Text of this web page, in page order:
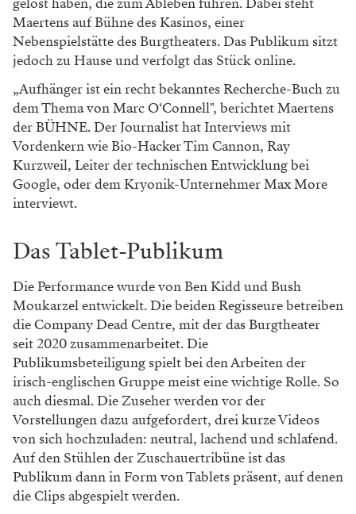
Maertens auf Bühne des Kasinos, einer
Nebenspielstätte des Burgtheaters. Das Publikum sitzt
jedoch zu Hause und verfolgt das Stück online.
„Aufhänger ist ein recht bekanntes Recherche-Buch zu
dem Thema von Marc O‘Connell", berichtet Maertens
der BÜHNE. Der Journalist hat Interviews mit
Vordenkern wie Bio-Hacker Tim Cannon, Ray
Kurzweil, Leiter der technischen Entwicklung bei
Google, oder dem Kryonik-Unternehmer Max More
interviewt.
Das Tablet-Publikum
Die Performance wurde von Ben Kidd und Bush
Moukarzel entwickelt. Die beiden Regisseure betreiben
die Company Dead Centre, mit der das Burgtheater
seit 2020 zusammenarbeitet. Die
Publikumsbeteiligung spielt bei den Arbeiten der
irisch-englischen Gruppe meist eine wichtige Rolle. So
auch diesmal. Die Zuseher werden vor der
Vorstellungen dazu aufgefordert, drei kurze Videos
von sich hochzuladen: neutral, lachend und schlafend.
Auf den Stühlen der Zuschauertribüne ist das
Publikum dann in Form von Tablets präsent, auf denen
die Clips abgespielt werden.